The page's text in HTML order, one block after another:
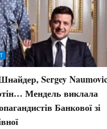
Sergey
Мендель виклала
Банкової зі